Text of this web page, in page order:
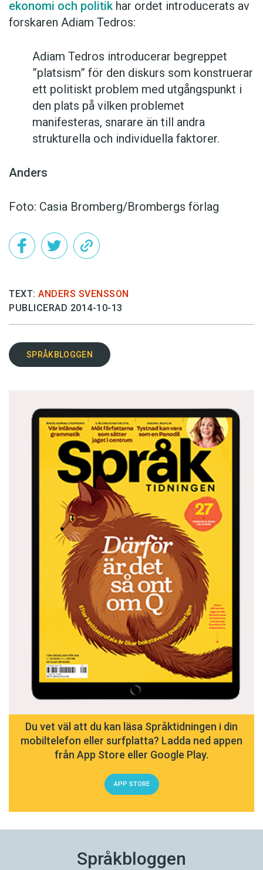
ekonomi och politik har ordet introducerats av
forskaren Adiam Tedros:
Adiam Tedros introducerar begreppet
”platsism” för den diskurs som konstruerar
ett politiskt problem med utgångspunkt i
den plats på vilken problemet
manifesteras, snarare än till andra
strukturella och individuella faktorer.
Anders
Foto: Casia Bromberg/Brombergs förlag
TEXT: ANDERS SVENSSON
PUBLICERAD 2014-10-13
SPRÅKBLOGGEN
Du vet väl att du kan läsa Språktidningen i din
mobiltelefon eller surfplatta? Ladda ned appen
från App Store eller Google Play.
APP STORE
Språkbloggen